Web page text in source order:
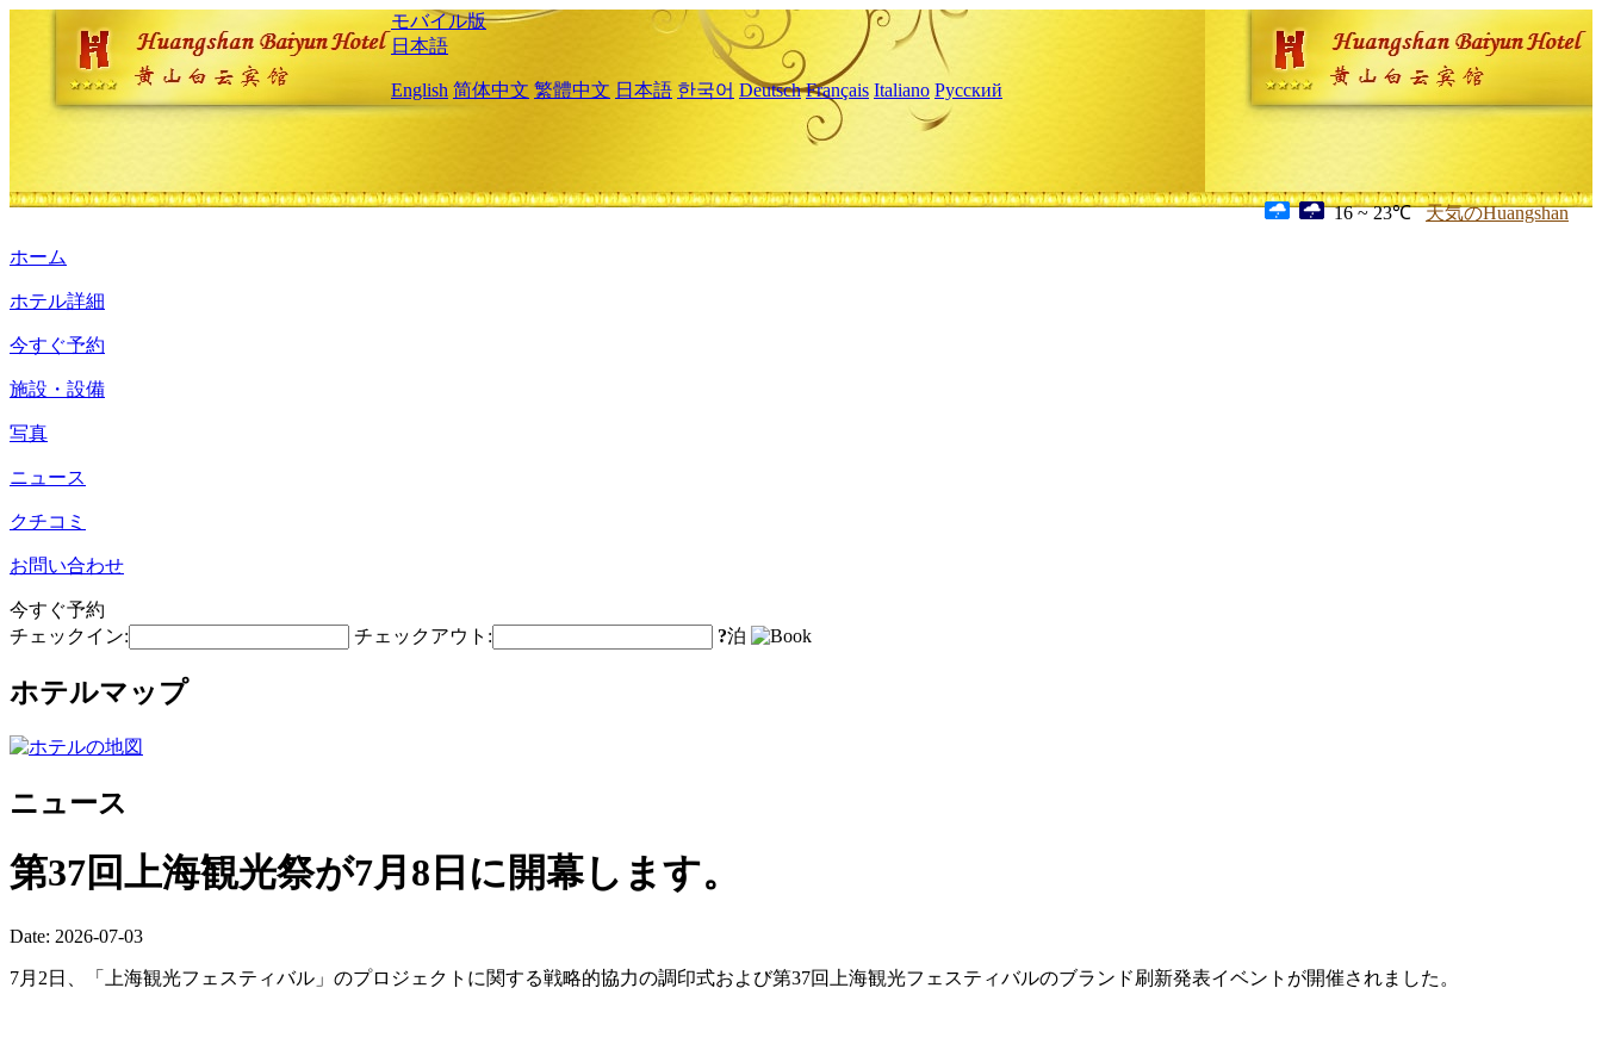
モバイル版
日本語
English 简体中文 繁體中文 日本語 한국어 Deutsch Français Italiano Русский
16 ~ 23℃ 天気のHuangshan
ホーム
ホテル詳細
今すぐ予約
施設・設備
写真
ニュース
クチコミ
お問い合わせ
今すぐ予約
チェックイン:
チェックアウト: ?泊
ホテルマップ
ニュース
第37回上海観光祭が7月8日に開幕します。
Date: 2026-07-03
7月2日、「上海観光フェスティバル」のプロジェクトに関する戦略的協力の調印式および第37回上海観光フェスティバルのブランド刷新発表イベントが開催されました。